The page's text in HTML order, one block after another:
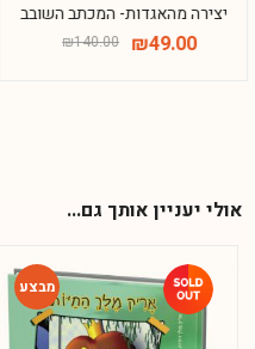
יצירה מהאגדות- המכתב השובב
₪140.00 ₪49.00
אולי יעניין אותך גם...
-66%